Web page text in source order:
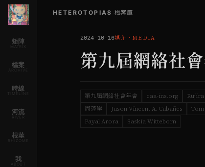
矩陣
MATRIX
檔案
ARCHIVE
時線
TIMELINE
河流
RIVER
根莖
RHIZOME
我
ABOUT
HETEROTOPIAS 檔案庫
2024-10-16媒介 ・ MEDIA
第九屆網絡社
第九屆網絡社會年會 caa-ins.org
周蓬岸
Jason Vincent A. Cabañes
Payal Arora
Saskia Witteborn